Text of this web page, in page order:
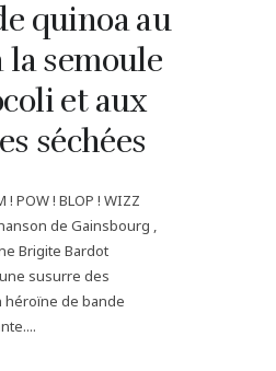
quinoa au
la semoule
et aux
séchées
! POW ! BLOP ! WIZZ
de Gainsbourg ,
Brigite Bardot
susurre des
de bande